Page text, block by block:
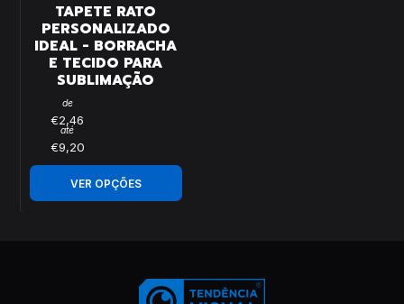
TAPETE RATO
PERSONALIZADO
IDEAL - BORRACHA
E TECIDO PARA
SUBLIMAÇÃO
de
€2,46
até
€9,20
VER OPÇÕES